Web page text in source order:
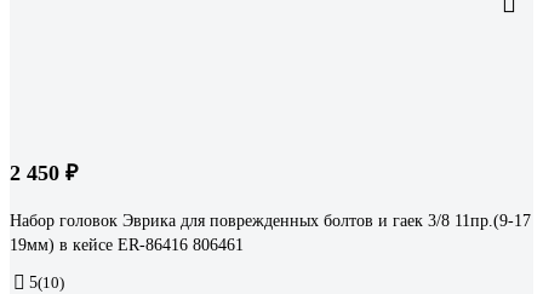
2 450 ₽
Набор головок Эврика для поврежденных болтов и гаек 3/8 11пр.(9-17
19мм) в кейсе ER-86416 806461
5(10)